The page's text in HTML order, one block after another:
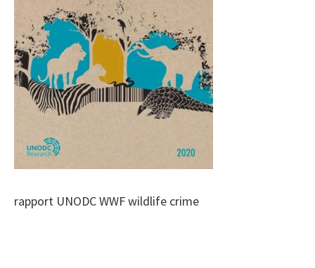
rapport UNODC WWF wildlife crime